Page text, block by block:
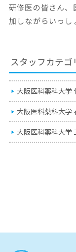
研修医の皆さん、
加しながらいっし
スタッフカテゴ
大阪医科薬科大学
大阪医科薬科大学
大阪医科薬科大学